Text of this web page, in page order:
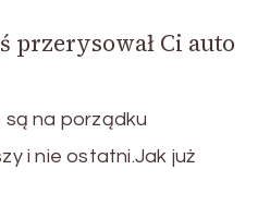
przerysował Ci auto
na porządku
i nie ostatni.Jak już